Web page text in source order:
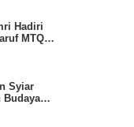
Hadiri
MTQ
Beri
Syiar
Budaya
Ta’aruf